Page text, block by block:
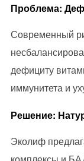
Проблема:
Современный
дефициту
иммунитета и
Решение:
Эколиф